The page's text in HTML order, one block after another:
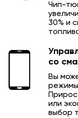
Чип-
30% и
со
Вы
или
выбор